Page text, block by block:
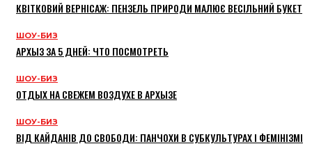
КВІТКОВИЙ ВЕРНІСАЖ: ПЕНЗЕЛЬ ПРИРОДИ МАЛЮЄ ВЕСІЛЬНИЙ БУКЕТ
ШОУ-БИЗ
АРХЫЗ ЗА 5 ДНЕЙ: ЧТО ПОСМОТРЕТЬ
ШОУ-БИЗ
ОТДЫХ НА СВЕЖЕМ ВОЗДУХЕ В АРХЫЗЕ
ШОУ-БИЗ
ВІД КАЙДАНІВ ДО СВОБОДИ: ПАНЧОХИ В СУБКУЛЬТУРАХ І ФЕМІНІЗМІ